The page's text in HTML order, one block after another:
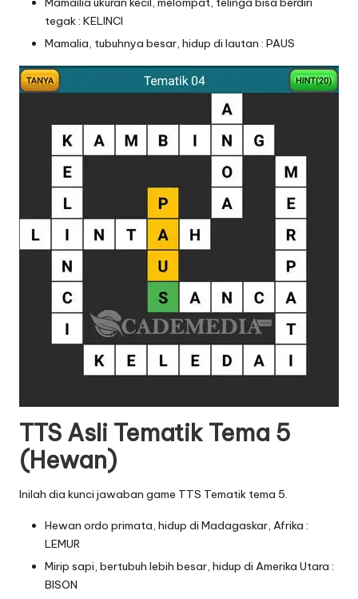
tegak : KELINCI
Mamalia, tubuhnya besar, hidup di lautan : PAUS
TTS Asli Tematik Tema 5
(Hewan)
Inilah dia kunci jawaban game TTS Tematik tema 5.
Hewan ordo primata, hidup di Madagaskar, Afrika :
LEMUR
Mirip sapi, bertubuh lebih besar, hidup di Amerika Utara :
BISON